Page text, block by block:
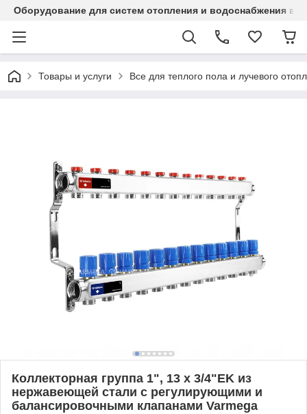
Оборудование для систем отопления и водоснабжения в
Товары и услуги Все для теплого пола и лучевого
Коллекторная группа 1", 13 x 3/4"EK из
нержавеющей стали с регулирующими и
балансировочными клапанами Varmega